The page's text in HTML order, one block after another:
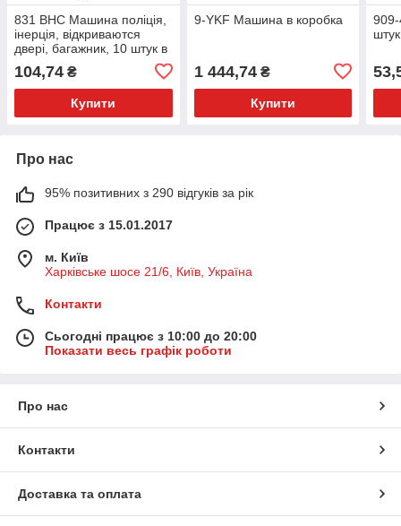
831 ВНС Машина поліція,
інерція, відкриваются
двері, багажник, 10 штук в
104,74 ₴
Купити
9-YKF Машина в коробка
1 444,74₴
Купити
Про нас
95% позитивних з 290 відгуків за рік
Працює з 15.01.2017
м. Київ
Харківське шосе 21/6, Київ, Україна
Контакти
Сьогодні працює з 10:00 до 20:00
Показати весь графік роботи
Про нас
Контакти
Доставка та оплата